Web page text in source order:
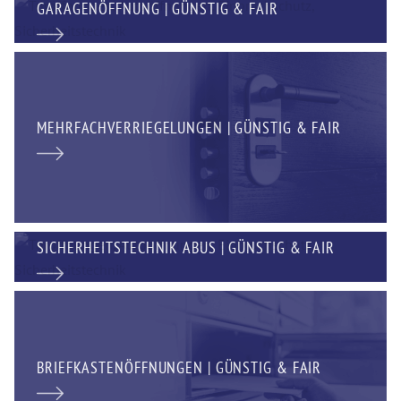
GARAGENÖFFNUNG | GÜNSTIG & FAIR
MEHRFACHVERRIEGELUNGEN | GÜNSTIG & FAIR
SICHERHEITSTECHNIK ABUS | GÜNSTIG & FAIR
BRIEFKASTENÖFFNUNGEN | GÜNSTIG & FAIR